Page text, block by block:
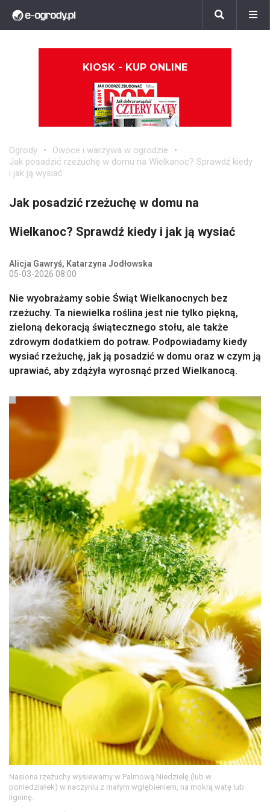
KIOSK - KUP ONLINE
Ogrody
Owoce i warzywa w ogrodzie
Jak posadzić rzeżuchę w domu na Wielkanoc? Sprawdź kiedy
i jak ją wysiać
Jak posadzić rzeżuchę w domu na
Wielkanoc? Sprawdź kiedy i jak ją wysiać
Alicja Gawryś, Katarzyna Jodłowska
05-03-2026 08:00
Nie wyobrażamy sobie Świąt Wielkanocnych bez
rzeżuchy. Ta niewielka roślina jest nie tylko piękną,
zieloną dekoracją świątecznego stołu, ale także
zdrowym dodatkiem do potraw. Podpowiadamy kiedy
wysiać rzeżuchę, jak ją posadzić w domu oraz w czym ją
uprawiać, aby zdążyła wyrosnąć przed Wielkanocą.
Nasiona rzeżuchy wysiewamy w Palmową Niedzielę (lub w
poniedziałek) w naczyniu z małym wgłębieniem, na mokrą watę lub
ligninę.